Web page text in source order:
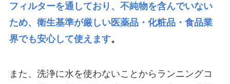
フィルターを通しており、不純物を含んでいない
ため、衛生基準が厳しい医薬品・化粧品・食品業
界でも安心して使えます。
また、洗浄に水を使わないことからランニングコ